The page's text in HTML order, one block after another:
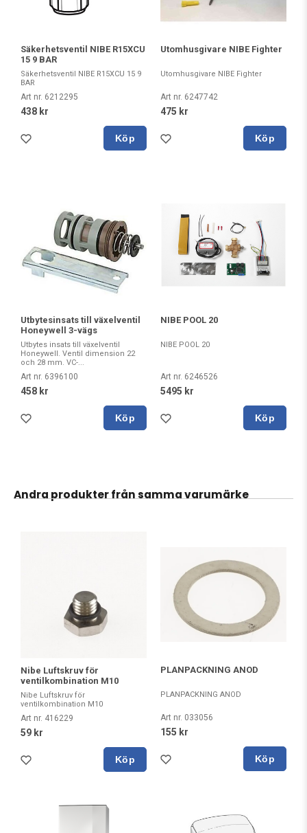
Säkerhetsventil NIBE R15XCU
15 9 BAR
Säkerhetsventil NIBE R15XCU 15 9
BAR
Art nr. 6212295
438 kr
Köp
Utomhusgivare NIBE Fighter
Utomhusgivare NIBE Fighter
Art nr. 6247742
475 kr
Köp
Utbytesinsats till växelventil
Honeywell 3-vägs
Utbytes insats till växelventil
Honeywell. Ventil dimension 22
och 28 mm. VC-...
Art nr. 6396100
458 kr
Köp
NIBE POOL 20
NIBE POOL 20
Art nr. 6246526
5495 kr
Köp
Andra produkter från samma varumärke
Nibe Luftskruv för
ventilkombination M10
Nibe Luftskruv för
ventilkombination M10
Art nr. 416229
59 kr
Köp
PLANPACKNING ANOD
PLANPACKNING ANOD
Art nr. 033056
155 kr
Köp